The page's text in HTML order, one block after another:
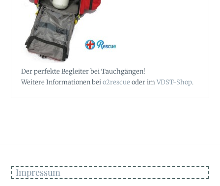
Der perfekte Begleiter bei Tauchgängen!
Weitere Informationen beio2rescueoder imVDST-Shop.
Impressum